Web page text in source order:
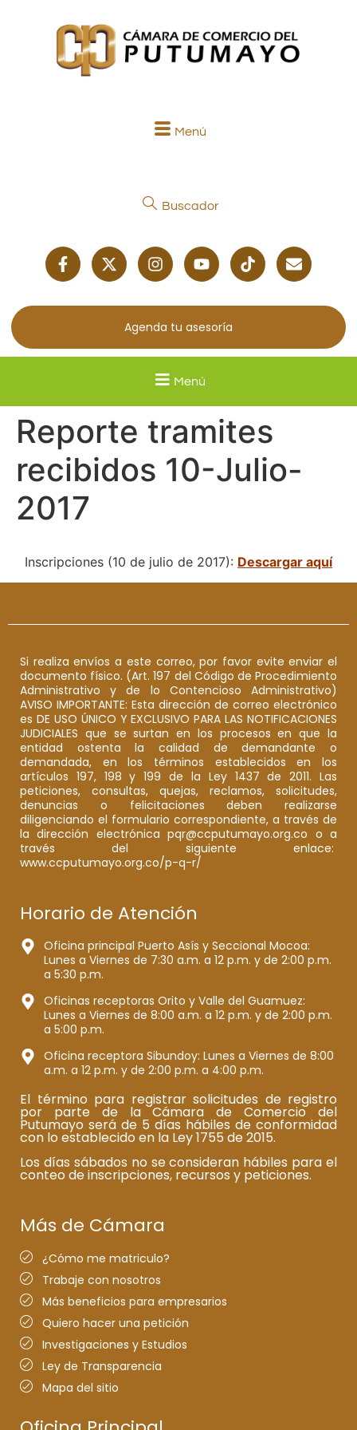
Menú
Buscador
Agenda tu asesoría
Menú
Reporte tramites
recibidos 10-Julio-
2017
Inscripciones (10 de julio de 2017): Descargar aquí
Si realiza envíos a este correo, por favor evite enviar el
documento físico. (Art. 197 del Código de Procedimiento
Administrativo y de lo Contencioso Administrativo)
AVISO IMPORTANTE: Esta dirección de correo electrónico
es DE USO ÚNICO Y EXCLUSIVO PARA LAS NOTIFICACIONES
JUDICIALES que se surtan en los procesos en que la
entidad ostenta la calidad de demandante o
demandada, en los términos establecidos en los
artículos 197, 198 y 199 de la Ley 1437 de 2011. Las
peticiones, consultas, quejas, reclamos, solicitudes,
denuncias o felicitaciones deben realizarse
diligenciando el formulario correspondiente, a través de
la dirección electrónica pqr@ccputumayo.org.co o a
través del siguiente enlace:
www.ccputumayo.org.co/p-q-r/
Horario de Atención
Oficina principal Puerto Asís y Seccional Mocoa:
Lunes a Viernes de 7:30 a.m. a 12 p.m. y de 2:00 p.m.
a 5:30 p.m.
Oficinas receptoras Orito y Valle del Guamuez:
Lunes a Viernes de 8:00 a.m. a 12 p.m. y de 2:00 p.m.
a 5:00 p.m.
Oficina receptora Sibundoy: Lunes a Viernes de 8:00
a.m. a 12 p.m. y de 2:00 p.m. a 4:00 p.m.
El término para registrar solicitudes de registro
por parte de la Cámara de Comercio del
Putumayo será de 5 días hábiles de conformidad
con lo establecido en la Ley 1755 de 2015.
Los días sábados no se consideran hábiles para el
conteo de inscripciones, recursos y peticiones.
Más de Cámara
¿Cómo me matriculo?
Trabaje con nosotros
Más beneficios para empresarios
Quiero hacer una petición
Investigaciones y Estudios
Ley de Transparencia
Mapa del sitio